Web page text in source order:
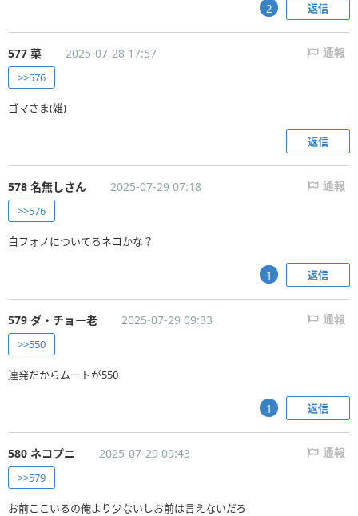
返信
2
577 菜 2025-07-28 17:57 通報
>>576
ゴマさま(雑)
返信
578 名無しさん 2025-07-29 07:18 通報
>>576
白フォノについてるネコかな？
返信
1
579 ダ・チョー老 2025-07-29 09:33 通報
>>550
連発だからムートが550
返信
1
580 ネコプニ 2025-07-29 09:43 通報
>>579
お前ここいるの俺より少ないしお前は言えないだろ